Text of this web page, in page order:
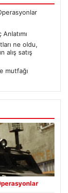
ne oldu,
alış satış
mutfağı